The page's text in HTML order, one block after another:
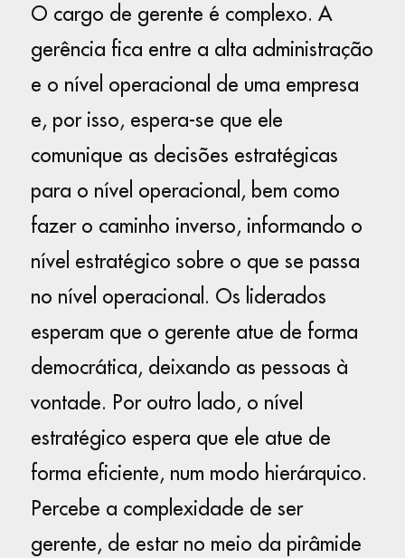
O cargo de gerente é complexo. A
gerência fica entre a alta administração
e o nível operacional de uma empresa
e, por isso, espera-se que ele
comunique as decisões estratégicas
para o nível operacional, bem como
fazer o caminho inverso, informando o
nível estratégico sobre o que se passa
no nível operacional. Os liderados
esperam que o gerente atue de forma
democrática, deixando as pessoas à
vontade. Por outro lado, o nível
estratégico espera que ele atue de
forma eficiente, num modo hierárquico.
Percebe a complexidade de ser
gerente, de estar no meio da pirâmide